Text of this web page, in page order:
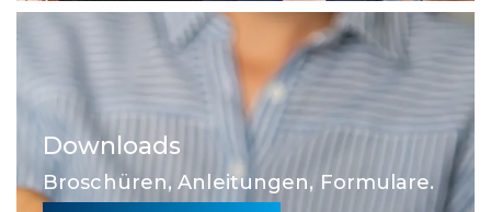
Downloads
Broschüren, Anleitungen, Formulare.